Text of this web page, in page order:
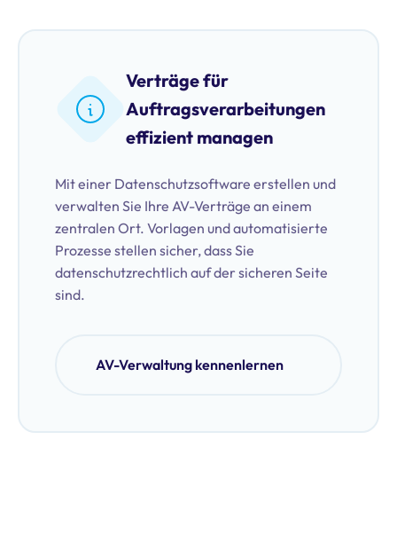
Verträge für
Auftragsverarbeitungen
effizient managen
Mit einer Datenschutzsoftware erstellen und
verwalten Sie Ihre AV-Verträge an einem
zentralen Ort. Vorlagen und automatisierte
Prozesse stellen sicher, dass Sie
datenschutzrechtlich auf der sicheren Seite
sind.
AV-Verwaltung kennenlernen